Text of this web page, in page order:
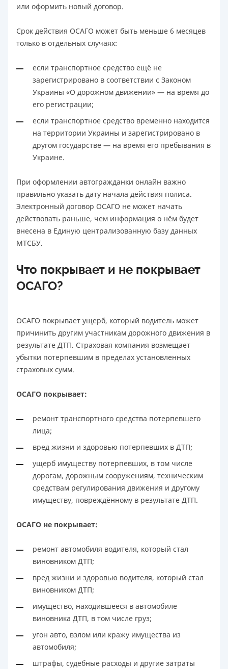
или оформить новый договор.
Срок действия ОСАГО может быть меньше 6 месяцев
только в отдельных случаях:
если транспортное средство ещё не
зарегистрировано в соответствии с Законом
Украины «О дорожном движении» — на время до
его регистрации;
если транспортное средство временно находится
на территории Украины и зарегистрировано в
другом государстве — на время его пребывания в
Украине.
При оформлении автогражданки онлайн важно
правильно указать дату начала действия полиса.
Электронный договор ОСАГО не может начать
действовать раньше, чем информация о нём будет
внесена в Единую централизованную базу данных
МТСБУ.
Что покрывает и не покрывает
ОСАГО?
ОСАГО покрывает ущерб, который водитель может
причинить другим участникам дорожного движения в
результате ДТП. Страховая компания возмещает
убытки потерпевшим в пределах установленных
страховых сумм.
ОСАГО покрывает:
ремонт транспортного средства потерпевшего
лица;
вред жизни и здоровью потерпевших в ДТП;
ущерб имуществу потерпевших, в том числе
дорогам, дорожным сооружениям, техническим
средствам регулирования движения и другому
имуществу, повреждённому в результате ДТП.
ОСАГО не покрывает:
ремонт автомобиля водителя, который стал
виновником ДТП;
вред жизни и здоровью водителя, который стал
виновником ДТП;
имущество, находившееся в автомобиле
виновника ДТП, в том числе груз;
угон авто, взлом или кражу имущества из
автомобиля;
штрафы, судебные расходы и другие затраты